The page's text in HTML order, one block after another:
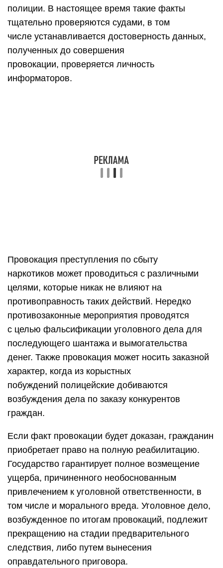
полиции. В настоящее время такие факты
тщательно проверяются судами, в том
числе устанавливается достоверность данных,
полученных до совершения
провокации, проверяется личность
информаторов.
Провокация преступления по сбыту
наркотиков может проводиться с различными
целями, которые никак не влияют на
противоправность таких действий. Нередко
противозаконные мероприятия проводятся
с целью фальсификации уголовного дела для
последующего шантажа и вымогательства
денег. Также провокация может носить заказной
характер, когда из корыстных
побуждений полицейские добиваются
возбуждения дела по заказу конкурентов
граждан.
Если факт провокации будет доказан, гражданин
приобретает право на полную реабилитацию.
Государство гарантирует полное возмещение
ущерба, причиненного необоснованным
привлечением к уголовной ответственности, в
том числе и морального вреда. Уголовное дело,
возбужденное по итогам провокаций, подлежит
прекращению на стадии предварительного
следствия, либо путем вынесения
оправдательного приговора.